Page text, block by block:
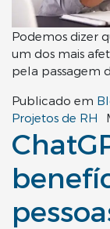
Podemos dizer
um dos mais
pela passagem
Publicado em
Projetos de RH